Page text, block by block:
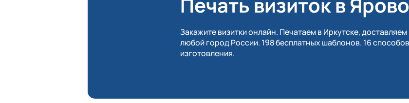
Закажите визитки онлайн. Печатаем в Иркутске, доставляем
любой город России. 198 бесплатных шаблонов. 16 способов
изготовления.